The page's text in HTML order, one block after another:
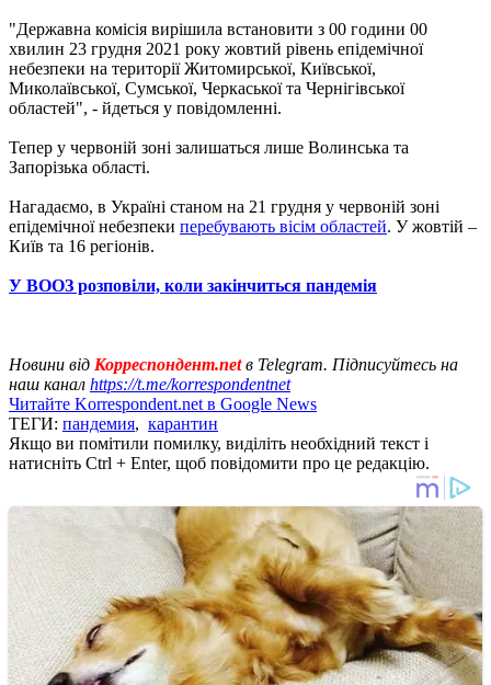
"Державна комісія вирішила встановити з 00 години 00
хвилин 23 грудня 2021 року жовтий рівень епідемічної
небезпеки на території Житомирської, Київської,
Миколаївської, Сумської, Черкаської та Чернігівської
областей", - йдеться у повідомленні.
Тепер у червоній зоні залишаться лише Волинська та
Запорізька області.
Нагадаємо, в Україні станом на 21 грудня у червоній зоні
епідемічної небезпеки перебувають вісім областей. У жовтій –
Київ та 16 регіонів.
У ВООЗ розповіли, коли закінчиться пандемія
Новини від Корреспондент.netв Telegram. Підписуйтесь на
наш канал https://t.me/korrespondentnet
Читайте Korrespondent.net в Google News
ТЕГИ: пандемия, карантин
Якщо ви помітили помилку, виділіть необхідний текст і
натисніть Ctrl + Enter, щоб повідомити про це редакцію.